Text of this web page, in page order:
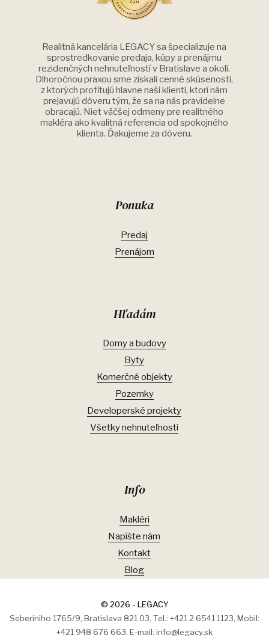
Realitná kancelária LEGACY sa špecializuje na
sprostredkovanie predaja, kúpy a prenájmu
rezidenčných nehnuteľností v Bratislave a okolí.
Dlhoročnou praxou sme získali cenné skúsenosti,
z ktorých profitujú hlavne naši klienti, ktorí nám
prejavujú dôveru tým, že sa na nás pravidelne
obracajú. Niet väčšej odmeny pre realitného
makléra ako kvalitná referencia od spokojného
klienta. Ďakujeme za dôveru.
Ponuka
Predaj
Prenájom
Hľadám
Domy a budovy
Byty
Komerčné objekty
Pozemky
Developerské projekty
Všetky nehnuteľnosti
Info
Makléri
Napíšte nám
Kontakt
Blog
© 2026 - LEGACY
Seberíniho 1765/9, Bratislava 821 03, Tel.: +421 2 6541 1123, Mobil:
+421 948 676 663, E-mail: info@legacy.sk